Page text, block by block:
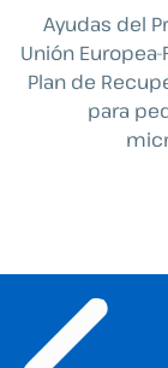
Ayudas del
Unión
Plan de
para